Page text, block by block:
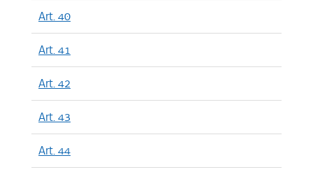
Art. 40
Art. 41
Art. 42
Art. 43
Art. 44